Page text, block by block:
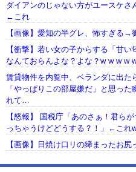
ダイアンのじゃない方がユースケ
←これ
【画像】愛知の半グレ、怖すぎる
【衝撃】若い女の子からする「甘
なんておらんよな？よな？w w w w
賃貸物件を内覧中、ベランダに出た
「やっぱりこの部屋嫌だ」と思っ
れて…
【怒報】 国税庁「あのさぁ！君ら
っちゃうけどどうする？！」←これ
【画像】日焼け口リの締まったお